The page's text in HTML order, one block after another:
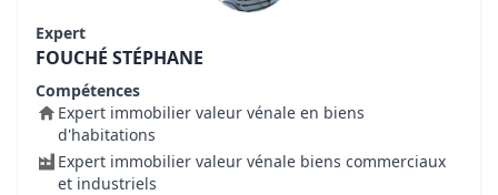
Expert
FOUCHÉ STÉPHANE
Compétences
Expert immobilier valeur vénale en biens
d'habitations
Expert immobilier valeur vénale biens commerciaux
et industriels